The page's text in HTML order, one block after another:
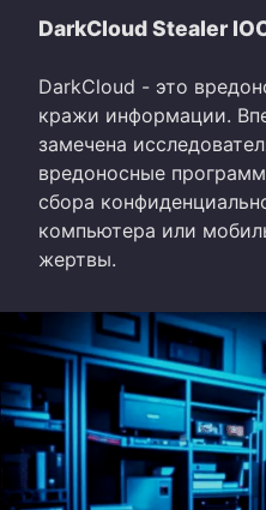
DarkCloud Stealer
DarkCloud - это
кражи информации.
замечена
вредоносные
сбора
компьютера или
жертвы.